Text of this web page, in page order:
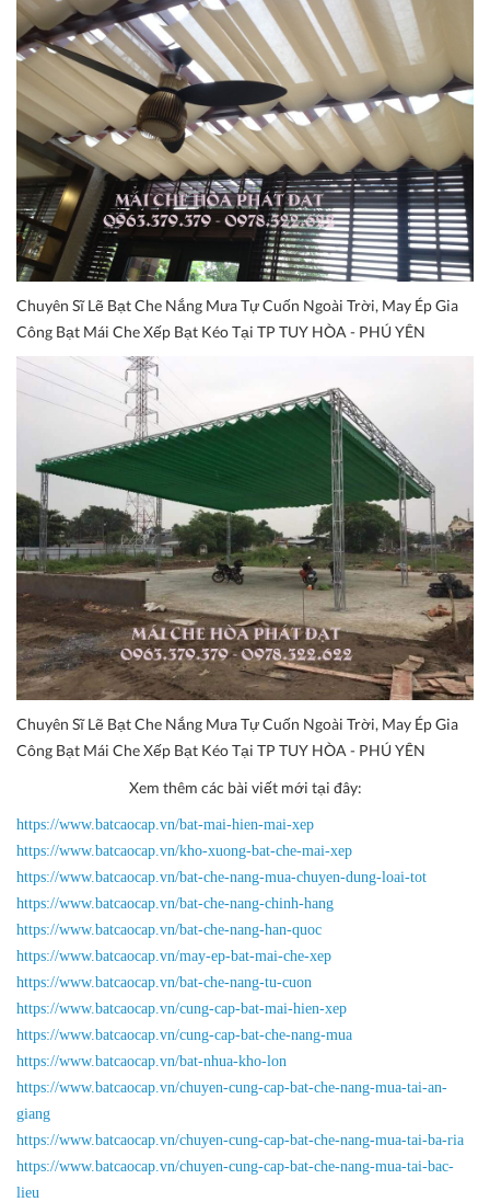
Chuyên Sĩ Lẽ Bạt Che Nắng Mưa Tự Cuốn Ngoài Trời, May Ép Gia
Công Bạt Mái Che Xếp Bạt Kéo Tại TP TUY HÒA - PHÚ YÊN
Chuyên Sĩ Lẽ Bạt Che Nắng Mưa Tự Cuốn Ngoài Trời, May Ép Gia
Công Bạt Mái Che Xếp Bạt Kéo Tại TP TUY HÒA - PHÚ YÊN
Xem thêm các bài viết mới tại đây:
https://www.batcaocap.vn/bat-mai-hien-mai-xep
https://www.batcaocap.vn/kho-xuong-bat-che-mai-xep
https://www.batcaocap.vn/bat-che-nang-mua-chuyen-dung-loai-tot
https://www.batcaocap.vn/bat-che-nang-chinh-hang
https://www.batcaocap.vn/bat-che-nang-han-quoc
https://www.batcaocap.vn/may-ep-bat-mai-che-xep
https://www.batcaocap.vn/bat-che-nang-tu-cuon
https://www.batcaocap.vn/cung-cap-bat-mai-hien-xep
https://www.batcaocap.vn/cung-cap-bat-che-nang-mua
https://www.batcaocap.vn/bat-nhua-kho-lon
https://www.batcaocap.vn/chuyen-cung-cap-bat-che-nang-mua-tai-an-
giang
https://www.batcaocap.vn/chuyen-cung-cap-bat-che-nang-mua-tai-ba-ria
https://www.batcaocap.vn/chuyen-cung-cap-bat-che-nang-mua-tai-bac-
lieu